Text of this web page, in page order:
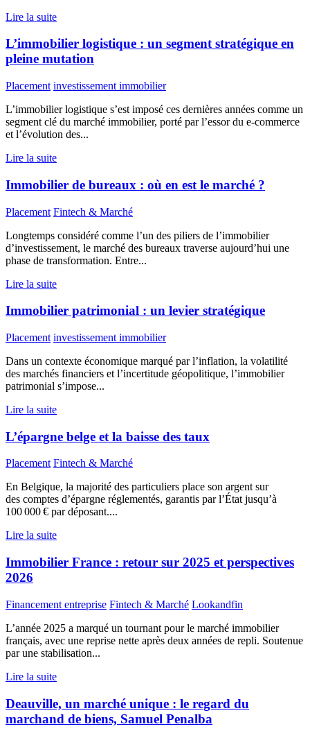
Lire la suite
L’immobilier logistique : un segment stratégique en
pleine mutation
Placement investissement immobilier
L’immobilier logistique s’est imposé ces dernières années comme un
segment clé du marché immobilier, porté par l’essor du e-commerce
et l’évolution des...
Lire la suite
Immobilier de bureaux : où en est le marché ?
Placement Fintech & Marché
Longtemps considéré comme l’un des piliers de l’immobilier
d’investissement, le marché des bureaux traverse aujourd’hui une
phase de transformation. Entre...
Lire la suite
Immobilier patrimonial : un levier stratégique
Placement investissement immobilier
Dans un contexte économique marqué par l’inflation, la volatilité
des marchés financiers et l’incertitude géopolitique, l’immobilier
patrimonial s’impose...
Lire la suite
L’épargne belge et la baisse des taux
Placement Fintech & Marché
En Belgique, la majorité des particuliers place son argent sur
des comptes d’épargne réglementés, garantis par l’État jusqu’à
100 000 € par déposant....
Lire la suite
Immobilier France : retour sur 2025 et perspectives
2026
Financement entreprise Fintech & Marché Lookandfin
L’année 2025 a marqué un tournant pour le marché immobilier
français, avec une reprise nette après deux années de repli. Soutenue
par une stabilisation...
Lire la suite
Deauville, un marché unique : le regard du
marchand de biens, Samuel Penalba